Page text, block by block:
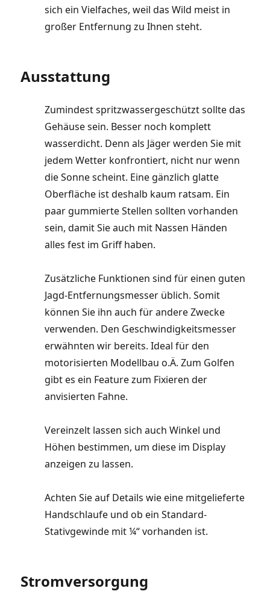
sich ein Vielfaches, weil das Wild meist in
großer Entfernung zu Ihnen steht.
Ausstattung
Zumindest spritzwassergeschützt sollte das
Gehäuse sein. Besser noch komplett
wasserdicht. Denn als Jäger werden Sie mit
jedem Wetter konfrontiert, nicht nur wenn
die Sonne scheint. Eine gänzlich glatte
Oberfläche ist deshalb kaum ratsam. Ein
paar gummierte Stellen sollten vorhanden
sein, damit Sie auch mit Nassen Händen
alles fest im Griff haben.
Zusätzliche Funktionen sind für einen guten
Jagd-Entfernungsmesser üblich. Somit
können Sie ihn auch für andere Zwecke
verwenden. Den Geschwindigkeitsmesser
erwähnten wir bereits. Ideal für den
motorisierten Modellbau o.Ä. Zum Golfen
gibt es ein Feature zum Fixieren der
anvisierten Fahne.
Vereinzelt lassen sich auch Winkel und
Höhen bestimmen, um diese im Display
anzeigen zu lassen.
Achten Sie auf Details wie eine mitgelieferte
Handschlaufe und ob ein Standard-
Stativgewinde mit ¼“ vorhanden ist.
Stromversorgung